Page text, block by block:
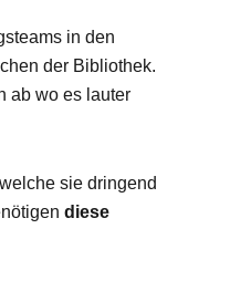
in den
der Bibliothek.
ab wo es lauter
sie dringend
diese